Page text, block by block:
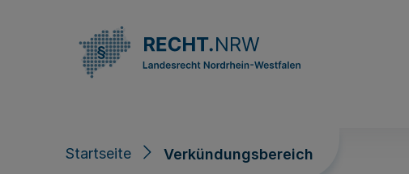
Startseite Verkündungsbereich